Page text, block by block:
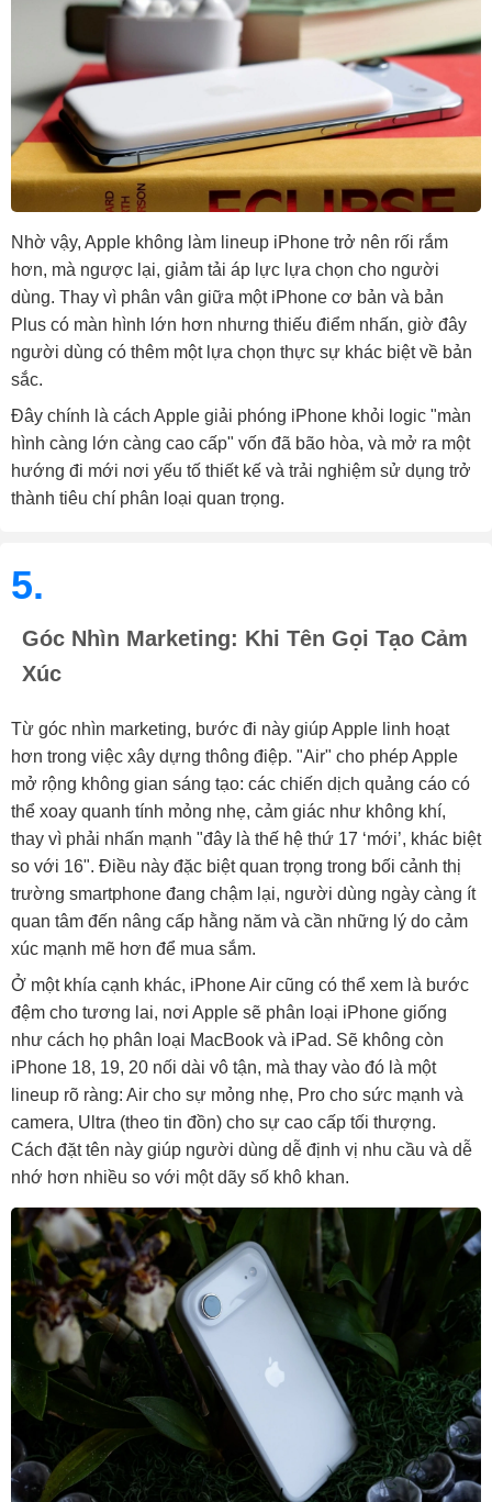
Nhờ vậy, Apple không làm lineup iPhone trở nên rối rắm
hơn, mà ngược lại, giảm tải áp lực lựa chọn cho người
dùng. Thay vì phân vân giữa một iPhone cơ bản và bản
Plus có màn hình lớn hơn nhưng thiếu điểm nhấn, giờ đây
người dùng có thêm một lựa chọn thực sự khác biệt về bản
sắc.
Đây chính là cách Apple giải phóng iPhone khỏi logic "màn
hình càng lớn càng cao cấp" vốn đã bão hòa, và mở ra một
hướng đi mới nơi yếu tố thiết kế và trải nghiệm sử dụng trở
thành tiêu chí phân loại quan trọng.
5.
Góc Nhìn Marketing: Khi Tên Gọi Tạo Cảm
Xúc
Từ góc nhìn marketing, bước đi này giúp Apple linh hoạt
hơn trong việc xây dựng thông điệp. "Air" cho phép Apple
mở rộng không gian sáng tạo: các chiến dịch quảng cáo có
thể xoay quanh tính mỏng nhẹ, cảm giác như không khí,
thay vì phải nhấn mạnh "đây là thế hệ thứ 17 ‘mới’, khác biệt
so với 16". Điều này đặc biệt quan trọng trong bối cảnh thị
trường smartphone đang chậm lại, người dùng ngày càng ít
quan tâm đến nâng cấp hằng năm và cần những lý do cảm
xúc mạnh mẽ hơn để mua sắm.
Ở một khía cạnh khác, iPhone Air cũng có thể xem là bước
đệm cho tương lai, nơi Apple sẽ phân loại iPhone giống
như cách họ phân loại MacBook và iPad. Sẽ không còn
iPhone 18, 19, 20 nối dài vô tận, mà thay vào đó là một
lineup rõ ràng: Air cho sự mỏng nhẹ, Pro cho sức mạnh và
camera, Ultra (theo tin đồn) cho sự cao cấp tối thượng.
Cách đặt tên này giúp người dùng dễ định vị nhu cầu và dễ
nhớ hơn nhiều so với một dãy số khô khan.